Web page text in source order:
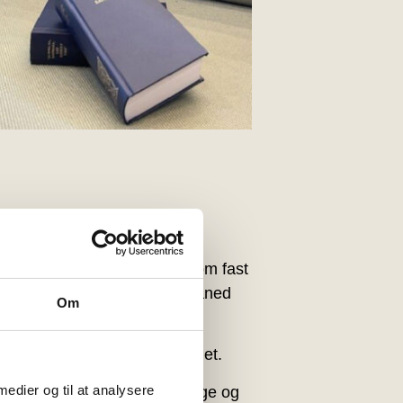
Om
og til at analysere
professionel violinist. Som fast
der møder talstærkt op måned
mindre kan også gøre det.
en perlerække af sange og